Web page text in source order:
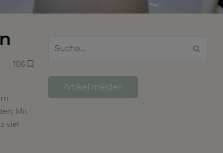
106
Mit
viel
Artikel melden